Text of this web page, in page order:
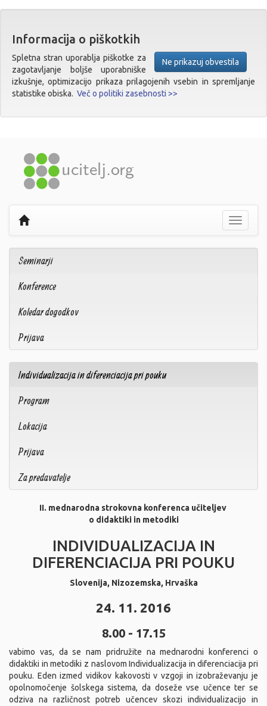
Informacija o piškotkih
Ne prikazuj obvestila
Spletna stran uporablja piškotke za
zagotavljanje boljše uporabniške
izkušnje, optimizacijo prikaza prilagojenih vsebin in spremljanje
statistike obiska. Več o politiki zasebnosti >>
Prikaži
Seminarji
Konference
Koledar dogodkov
Prijava
Individualizacija in diferenciacija pri pouku
Program
Lokacija
Prijava
Za predavatelje
II. mednarodna strokovna konferenca učiteljev
o didaktiki in metodiki
INDIVIDUALIZACIJA IN
DIFERENCIACIJA PRI POUKU
Slovenija, Nizozemska, Hrvaška
24. 11. 2016
8.00 - 17.15
vabimo vas, da se nam pridružite na mednarodni konferenci o
didaktiki in metodiki z naslovom Individualizacija in diferenciacija pri
pouku. Eden izmed vidikov kakovosti v vzgoji in izobraževanju je
opolnomočenje šolskega sistema, da doseže vse učence ter se
odziva na različnost potreb učencev skozi individualizacijo in